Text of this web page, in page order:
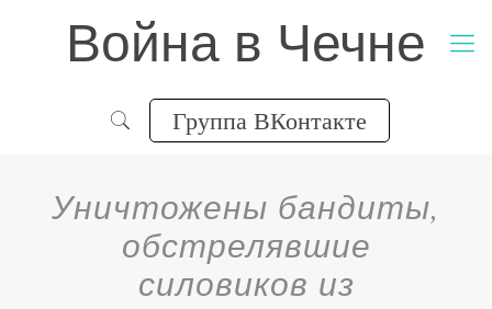
Война в Чечне
Группа ВКонтакте
Уничтожены бандиты,
обстрелявшие
силовиков из